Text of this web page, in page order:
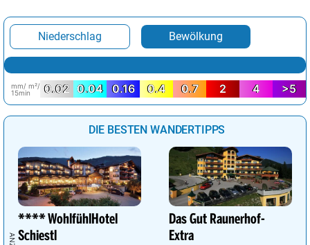
Niederschlag Bewölkung
mm/ m²/
15min
0.02 0.04 0.16 0.4 0.7 2 4 >5
DIE BESTEN WANDERTIPPS
**** WohlfühlHotel
Schiestl
Das Gut Raunerhof-
Extra